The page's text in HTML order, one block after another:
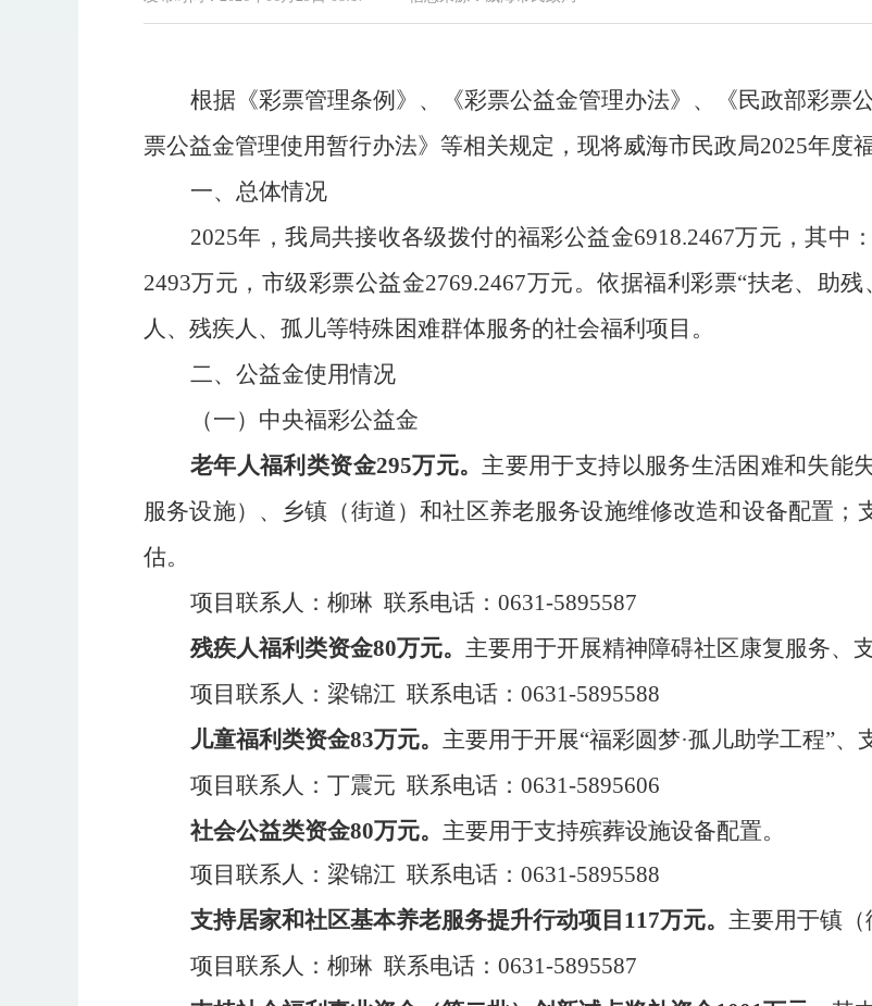
根据《彩票管理条例》、《彩票公益金管理办法》、《民政部彩票
票公益金管理使用暂行办法》等相关规定，现将威海市民政局2025年度
一、 总体情况
2025年，我局共接收各级拨付的福彩公益金6918.2467万元，其中 ：
2493万元，市级彩票公益金2769.2467万元。依据福利彩票“扶老、助残
人、残疾人、孤儿等特殊困难群体服务的社会福利项目。
二、公益金使用情况
（一）中央福彩公益金
老年人福利类资金295万元。 主要用于支持以服务生活困难和失能
服务设施）、乡镇（街道）和社区养老服务设施维修改造和设备配置
估。
项目联系人：柳琳 联系电话： 0631-5895587
残疾人福利类资金80万元。 主要用于开展精神障碍社区康复服务、
项目联系人：梁锦江 联系电话： 0631-5895588
儿童福利类资金83万元。 主要用于开展“福彩圆梦·孤儿助学工程”、
项目联系人：丁震元 联系电话： 0631-5895606
社会公益类资金80万元。 主要用于支持殡葬设施设备配置。
项目联系人：梁锦江 联系电话： 0631-5895588
支持居家和社区基本养老服务提升行动项目 117万元。 主要用于镇（
项目联系人：柳琳 联系电话： 0631-5895587